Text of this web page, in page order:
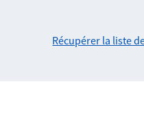
Récupérer la liste